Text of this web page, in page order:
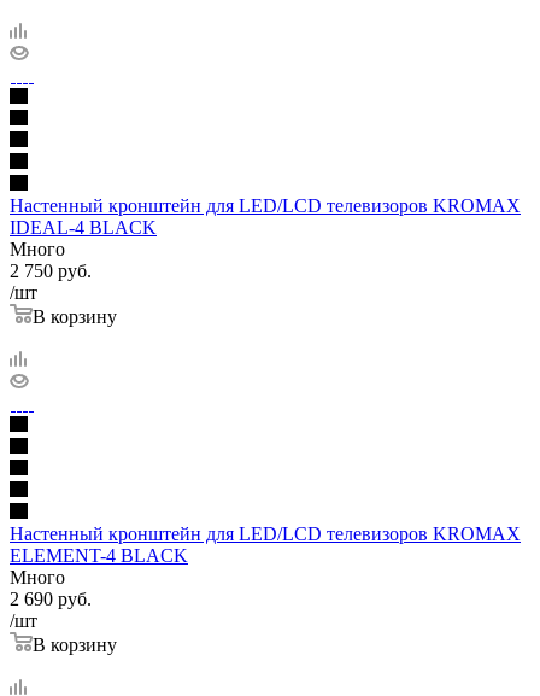
Настенный кронштейн для LED/LCD телевизоров KROMAX
IDEAL-4 BLACK
Много
2 750 руб.
/шт
В корзину
Настенный кронштейн для LED/LCD телевизоров KROMAX
ELEMENT-4 BLACK
Много
2 690 руб.
/шт
В корзину